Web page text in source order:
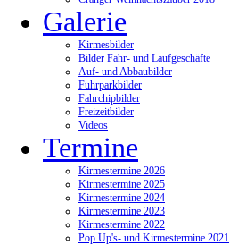
Galerie
Kirmesbilder
Bilder Fahr- und Laufgeschäfte
Auf- und Abbaubilder
Fuhrparkbilder
Fahrchipbilder
Freizeitbilder
Videos
Termine
Kirmestermine 2026
Kirmestermine 2025
Kirmestermine 2024
Kirmestermine 2023
Kirmestermine 2022
Pop Up's- und Kirmestermine 2021